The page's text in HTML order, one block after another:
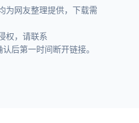
为网友整理提供，下载需
权，请联系
后第一时间断开链接。